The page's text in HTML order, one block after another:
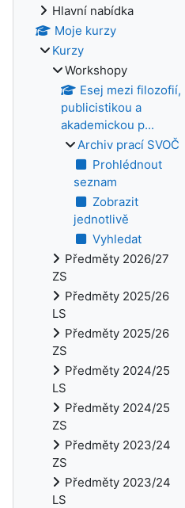
Hlavní nabídka
Moje kurzy
Kurzy
Workshopy
Esej mezi filozofií,
publicistikou a
akademickou p...
Archiv prací SVOČ
Prohlédnout
seznam
Zobrazit
jednotlivě
Vyhledat
Předměty 2026/27
ZS
Předměty 2025/26
LS
Předměty 2025/26
ZS
Předměty 2024/25
LS
Předměty 2024/25
ZS
Předměty 2023/24
ZS
Předměty 2023/24
LS